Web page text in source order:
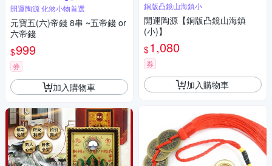
開運陶源 化煞小物首選
元寶五(六)帝錢 8串 ~五帝錢 or
六帝錢
$999
券
加入購物車
銅版凸鏡山海鎮小
開運陶源【銅版凸鏡山海鎮
(小)】
$1,080
券
加入購物車